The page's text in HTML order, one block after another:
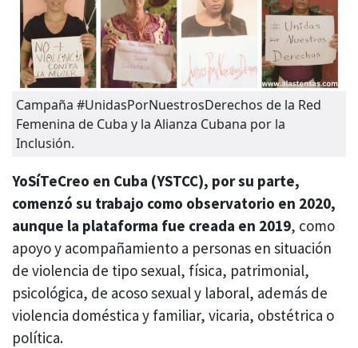
Campaña #UnidasPorNuestrosDerechos de la Red
Femenina de Cuba y la Alianza Cubana por la
Inclusión.
YoSíTeCreo en Cuba (YSTCC), por su parte,
comenzó su trabajo como observatorio en 2020,
aunque la plataforma fue creada en 2019, como
apoyo y acompañamiento a personas en situación
de violencia de tipo sexual, física, patrimonial,
psicológica, de acoso sexual y laboral, además de
violencia doméstica y familiar, vicaria, obstétrica o
política.